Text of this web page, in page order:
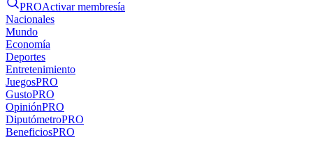
PROActivar membresía
Nacionales
Mundo
Economía
Deportes
Entretenimiento
JuegosPRO
GustoPRO
OpiniónPRO
DiputómetroPRO
BeneficiosPRO